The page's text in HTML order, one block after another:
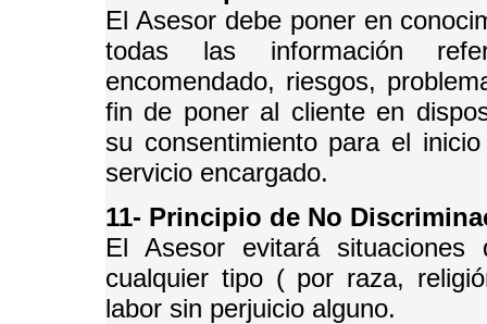
El Asesor debe poner en
todas las información
encomendado, riesgos,
fin de poner al cliente en
su consentimiento para el
servicio encargado.
11- Principio de No
El Asesor evitará situaciones
cualquier tipo ( por raza,
labor sin perjuicio alguno.